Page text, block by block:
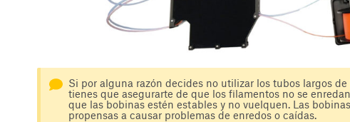
Si por alguna razón decides no utilizar los tubos largos
tienes que asegurarte de que los filamentos no se
que las bobinas estén estables y no vuelquen. Las
propensas a causar problemas de enredos o caídas.